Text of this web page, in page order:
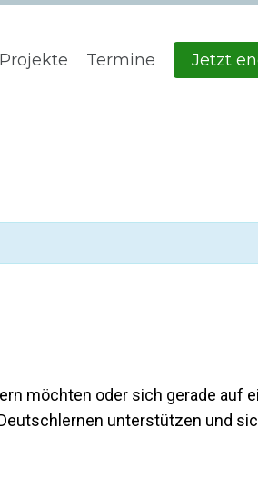
Projekte Termine Jetzt
möchten oder sich gerade auf
unterstützen und